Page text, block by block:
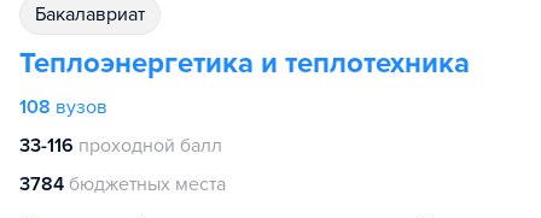
бакалавриат
Теплоэнергетика и теплотехника
108 вузов
33-116 проходной балл
3784 бюджетных места